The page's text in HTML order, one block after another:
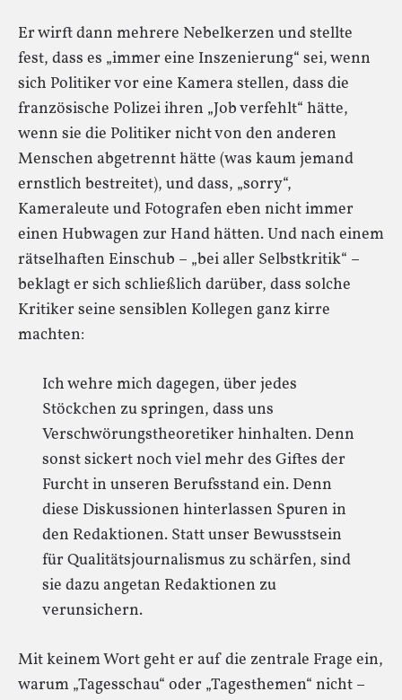
Er wirft dann mehrere Nebelkerzen und stellte
fest, dass es „immer eine Inszenierung“ sei, wenn
sich Politiker vor eine Kamera stellen, dass die
französische Polizei ihren „Job verfehlt“ hätte,
wenn sie die Politiker nicht von den anderen
Menschen abgetrennt hätte (was kaum jemand
ernstlich bestreitet), und dass, „sorry“,
Kameraleute und Fotografen eben nicht immer
einen Hubwagen zur Hand hätten. Und nach einem
rätselhaften Einschub – „bei aller Selbstkritik“ –
beklagt er sich schließlich darüber, dass solche
Kritiker seine sensiblen Kollegen ganz kirre
machten:
Ich wehre mich dagegen, über jedes
Stöckchen zu springen, dass uns
Verschwörungstheoretiker hinhalten. Denn
sonst sickert noch viel mehr des Giftes der
Furcht in unseren Berufsstand ein. Denn
diese Diskussionen hinterlassen Spuren in
den Redaktionen. Statt unser Bewusstsein
für Qualitätsjournalismus zu schärfen, sind
sie dazu angetan Redaktionen zu
verunsichern.
Mit keinem Wort geht er auf die zentrale Frage ein,
warum „Tagesschau“ oder „Tagesthemen“ nicht –